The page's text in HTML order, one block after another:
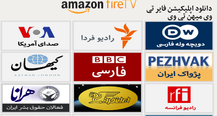
دانلود اپلیکیشن فایر تی
وی میهن تی وی